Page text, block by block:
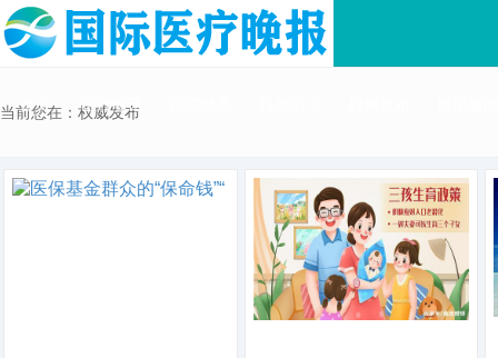
首页 医疗资讯
当前您在：权威发布